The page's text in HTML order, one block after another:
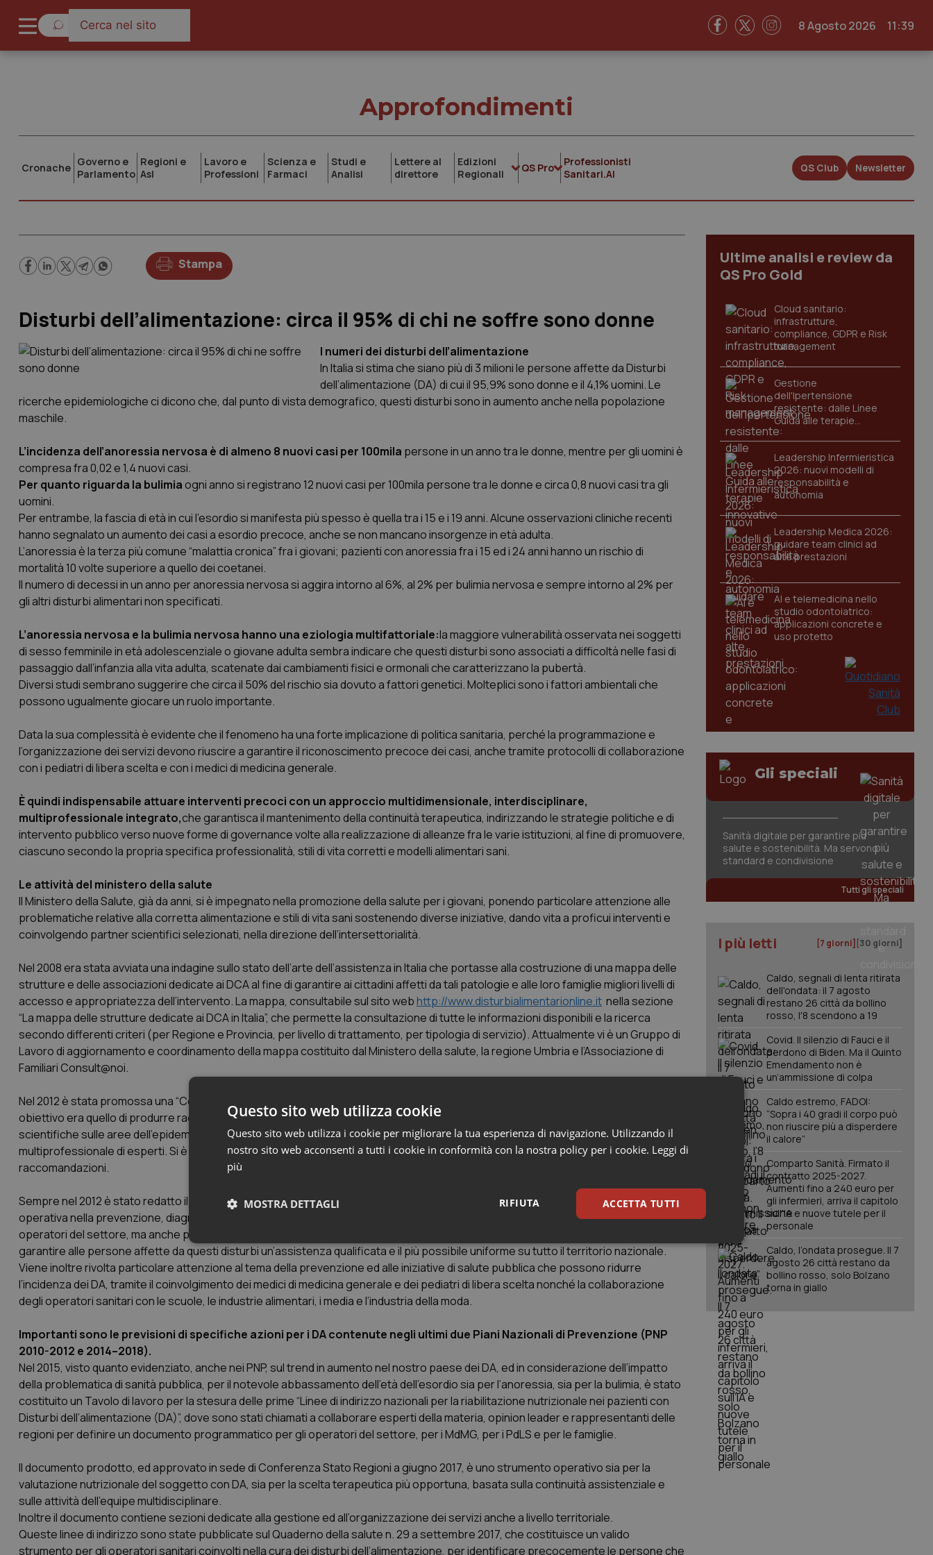
8 Agosto 2026 11:39
Approfondimenti
Cronache Governo e
Parlamento
Regioni e
Asl
Lavoro e
Professioni
Scienza e
Farmaci
Studi e
Analisi
Lettere al
direttore
Edizioni
Regionali
QS Pro
Professionisti
Sanitari.AI
QS Club Newsletter
Stampa
Disturbi dell’alimentazione: circa il 95% di chi ne soffre sono donne
I numeri dei disturbi dell’alimentazione
In Italia si stima che siano più di 3 milioni le persone affette da Disturbi
dell’alimentazione (DA) di cui il 95,9% sono donne e il 4,1% uomini. Le
ricerche epidemiologiche ci dicono che, dal punto di vista demografico, questi disturbi sono in aumento anche nella popolazione
maschile.
L’incidenza dell’anoressia nervosa è di almeno 8 nuovi casi per 100mila persone in un anno tra le donne, mentre per gli uomini è
compresa fra 0,02 e 1,4 nuovi casi.
Per quanto riguarda la bulimiaogni anno si registrano 12 nuovi casi per 100mila persone tra le donne e circa 0,8 nuovi casi tra gli
uomini.
Per entrambe, la fascia di età in cui l’esordio si manifesta più spesso è quella tra i 15 e i 19 anni. Alcune osservazioni cliniche recenti
hanno segnalato un aumento dei casi a esordio precoce, anche se non mancano insorgenze in età adulta.
L’anoressia è la terza più comune “malattia cronica” fra i giovani; pazienti con anoressia fra i 15 ed i 24 anni hanno un rischio di
mortalità 10 volte superiore a quello dei coetanei.
Il numero di decessi in un anno per anoressia nervosa si aggira intorno al 6%, al 2% per bulimia nervosa e sempre intorno al 2% per
gli altri disturbi alimentari non specificati.
L’anoressia nervosa e la bulimia nervosa hanno una eziologia multifattoriale:la maggiore vulnerabilità osservata nei soggetti
di sesso femminile in età adolescenziale o giovane adulta sembra indicare che questi disturbi sono associati a difficoltà nelle fasi di
passaggio dall’infanzia alla vita adulta, scatenate dai cambiamenti fisici e ormonali che caratterizzano la pubertà.
Diversi studi sembrano suggerire che circa il 50% del rischio sia dovuto a fattori genetici. Molteplici sono i fattori ambientali che
possono ugualmente giocare un ruolo importante.
Data la sua complessità è evidente che il fenomeno ha una forte implicazione di politica sanitaria, perché la programmazione e
l’organizzazione dei servizi devono riuscire a garantire il riconoscimento precoce dei casi, anche tramite protocolli di collaborazione
con i pediatri di libera scelta e con i medici di medicina generale.
È quindi indispensabile attuare interventi precoci con un approccio multidimensionale, interdisciplinare,
multiprofessionale integrato,che garantisca il mantenimento della continuità terapeutica, indirizzando le strategie politiche e di
intervento pubblico verso nuove forme di governance volte alla realizzazione di alleanze fra le varie istituzioni, al fine di promuovere,
ciascuno secondo la propria specifica professionalità, stili di vita corretti e modelli alimentari sani.
Le attività del ministero della salute
Il Ministero della Salute, già da anni, si è impegnato nella promozione della salute per i giovani, ponendo particolare attenzione alle
problematiche relative alla corretta alimentazione e stili di vita sani sostenendo diverse iniziative, dando vita a proficui interventi e
coinvolgendo partner scientifici selezionati, nella direzione dell’intersettorialità.
Nel 2008 era stata avviata una indagine sullo stato dell’arte dell’assistenza in Italia che portasse alla costruzione di una mappa delle
strutture e delle associazioni dedicate ai DCA al fine di garantire ai cittadini affetti da tali patologie e alle loro famiglie migliori livelli di
accesso e appropriatezza dell’intervento. La mappa, consultabile sul sito webhttp://www.disturbialimentarionline.it nella sezione
“La mappa delle strutture dedicate ai DCA in Italia”, che permette la consultazione di tutte le informazioni disponibili e la ricerca
secondo differenti criteri (per Regione e Provincia, per livello di trattamento, per tipologia di servizio). Attualmente vi è un Gruppo di
Lavoro di aggiornamento e coordinamento della mappa costituito dal Ministero della salute, la regione Umbria e l’Associazione di
Familiari Consult@noi.
Nel 2012 è stata promossa una “Conferenza di Consenso” nazionale sui Disturbi del Comportamento Alimentare (DCA), il cui
obiettivo era quello di produrre raccomandazioni per una gestione appropriata dei DCA, sulla base della valutazione delle evidenze
scientifiche sulle aree dell’epidemiologia, della prevenzione e dei modelli organizzativi, effettuata da un gruppo multidisciplinare e
multiprofessionale di esperti. Si è così arrivati alla elaborazione di un documento di consenso in cui sono riportate le specifiche
raccomandazioni.
Sempre nel 2012 è stato redatto il Quaderno del Ministero della salute n° 17 del 2013 sull’ “Appropriatezza clinica, strutturale e
operativa nella prevenzione, diagnosi e terapia dei disturbi dell’alimentazione” che offriva una sintesi delle conoscenze sui DA per gli
operatori del settore, ma anche per pazienti e familiari. Il documento rappresenta uno strumento di programmazione sanitaria per
garantire alle persone affette da questi disturbi un’assistenza qualificata e il più possibile uniforme su tutto il territorio nazionale.
Viene inoltre rivolta particolare attenzione al tema della prevenzione ed alle iniziative di salute pubblica che possono ridurre
l’incidenza dei DA, tramite il coinvolgimento dei medici di medicina generale e dei pediatri di libera scelta nonché la collaborazione
degli operatori sanitari con le scuole, le industrie alimentari, i media e l’industria della moda.
Importanti sono le previsioni di specifiche azioni per i DA contenute negli ultimi due Piani Nazionali di Prevenzione (PNP
2010-2012 e 2014–2018).
Nel 2015, visto quanto evidenziato, anche nei PNP, sul trend in aumento nel nostro paese dei DA, ed in considerazione dell’impatto
della problematica di sanità pubblica, per il notevole abbassamento dell’età dell’esordio sia per l’anoressia, sia per la bulimia, è stato
costituito un Tavolo di lavoro per la stesura delle prime “Linee di indirizzo nazionali per la riabilitazione nutrizionale nei pazienti con
Disturbi dell’alimentazione (DA)”, dove sono stati chiamati a collaborare esperti della materia, opinion leader e rappresentanti delle
regioni per definire un documento programmatico per gli operatori del settore, per i MdMG, per i PdLS e per le famiglie.
Il documento prodotto, ed approvato in sede di Conferenza Stato Regioni a giugno 2017, è uno strumento operativo sia per la
valutazione nutrizionale del soggetto con DA, sia per la scelta terapeutica più opportuna, basata sulla continuità assistenziale e
sulle attività dell’equipe multidisciplinare.
Inoltre il documento contiene sezioni dedicate alla gestione ed all’organizzazione dei servizi anche a livello territoriale.
Queste linee di indirizzo sono state pubblicate sul Quaderno della salute n. 29 a settembre 2017, che costituisce un valido
strumento per gli operatori sanitari coinvolti nella cura dei disturbi dell’alimentazione, per identificare precocemente le persone che
Ultime analisi e review da
QS Pro Gold
Cloud sanitario:
infrastrutture,
compliance, GDPR e Risk
management
Gestione
dell'Ipertensione
resistente: dalle Linee
Guida alle terapie
innovative
Leadership Infermieristica
2026: nuovi modelli di
responsabilità e
autonomia
Leadership Medica 2026:
guidare team clinici ad
alte prestazioni
AI e telemedicina nello
studio odontoiatrico:
applicazioni concrete e
uso protetto
Gli speciali
Sanità digitale per garantire più
salute e sostenibilità. Ma servono
standard e condivisione
Tutti gli speciali
I più letti [7 giorni] [30 giorni]
Caldo, segnali di lenta ritirata
dell'ondata: il 7 agosto
restano 26 città da bollino
rosso, l'8 scendono a 19
Covid. Il silenzio di Fauci e il
perdono di Biden. Ma il Quinto
Emendamento non è
un’ammissione di colpa
Caldo estremo, FADOI:
“Sopra i 40 gradi il corpo può
non riuscire più a disperdere
il calore”
Comparto Sanità. Firmato il
contratto 2025-2027.
Aumenti fino a 240 euro per
gli infermieri, arriva il capitolo
sull'IA e nuove tutele per il
personale
Caldo, l’ondata prosegue. Il 7
agosto 26 città restano da
bollino rosso, solo Bolzano
torna in giallo
Questo sito web utilizza cookie
Questo sito web utilizza i cookie per migliorare la tua esperienza di navigazione. Utilizzando il
nostro sito web acconsenti a tutti i cookie in conformità con la nostra policy per i cookie. Leggi di
più
ACCETTA TUTTI
RIFIUTA
MOSTRA DETTAGLI
Necessari Statistici Marketing
Necessari
I cookie necessari contribuiscono a rendere fruibile il sito web abilitandone funzionalità di base quali la navigazione sulle pagine
e l'accesso alle aree protette del sito. Il sito web non è in grado di funzionare correttamente senza questi cookie.
Nome
Fornitore/Dominio Scadenza
Descrizione
VISITOR_PRIVACY_METADATA
YouTube
.youtube.com
5 mesi 4
settimane
Questo cookie viene utilizzato per memorizzare le
scelte di consenso e privacy dell'utente per la loro
interazione con il sito. Registra i dati sul consenso
preferenze siano onorate nelle sessioni future.
CookieScriptConsent
CookieScript
5 mesi 3
Questo cookie viene utilizzato dal servizio Cookie-
dei cookie di Cookie-Script.com funzioni
correttamente.
tracking-sites-ironfish-
www.quotidianosanita.it
4
Questo cookie è impostato dall'applicazione per